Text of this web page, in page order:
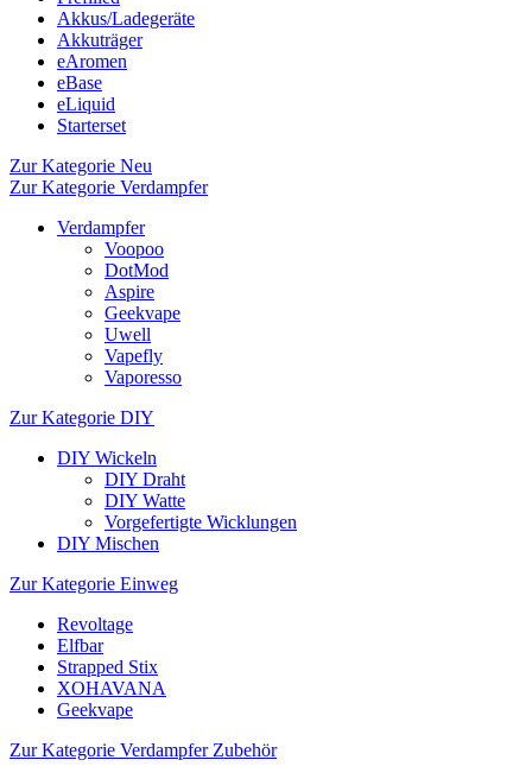
Akkus/Ladegeräte
Akkuträger
eAromen
eBase
eLiquid
Starterset
Zur Kategorie Neu
Zur Kategorie Verdampfer
Verdampfer
Voopoo
DotMod
Aspire
Geekvape
Uwell
Vapefly
Vaporesso
Zur Kategorie DIY
DIY Wickeln
DIY Draht
DIY Watte
Vorgefertigte Wicklungen
DIY Mischen
Zur Kategorie Einweg
Revoltage
Elfbar
Strapped Stix
XOHAVANA
Geekvape
Zur Kategorie Verdampfer Zubehör